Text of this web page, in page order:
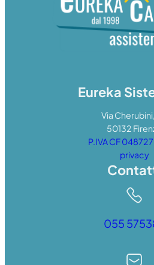
Eureka
Via
50132
P.IVA CF
privacy
055